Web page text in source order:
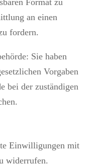
Format zu
an einen
fordern.
Sie haben
Vorgaben
bei der zuständigen
Einwilligungen mit
widerrufen.